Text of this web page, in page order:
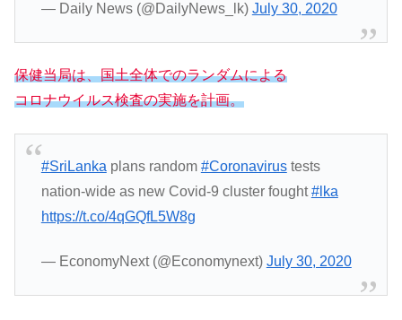
— Daily News (@DailyNews_lk) July 30, 2020
保健当局は、国土全体でのランダムによる
コロナウイルス検査の実施を計画。
#SriLanka plans random #Coronavirustests
nation-wide as new Covid-9 cluster fought#lka
https://t.co/4qGQfL5W8g
— EconomyNext (@Economynext) July 30, 2020